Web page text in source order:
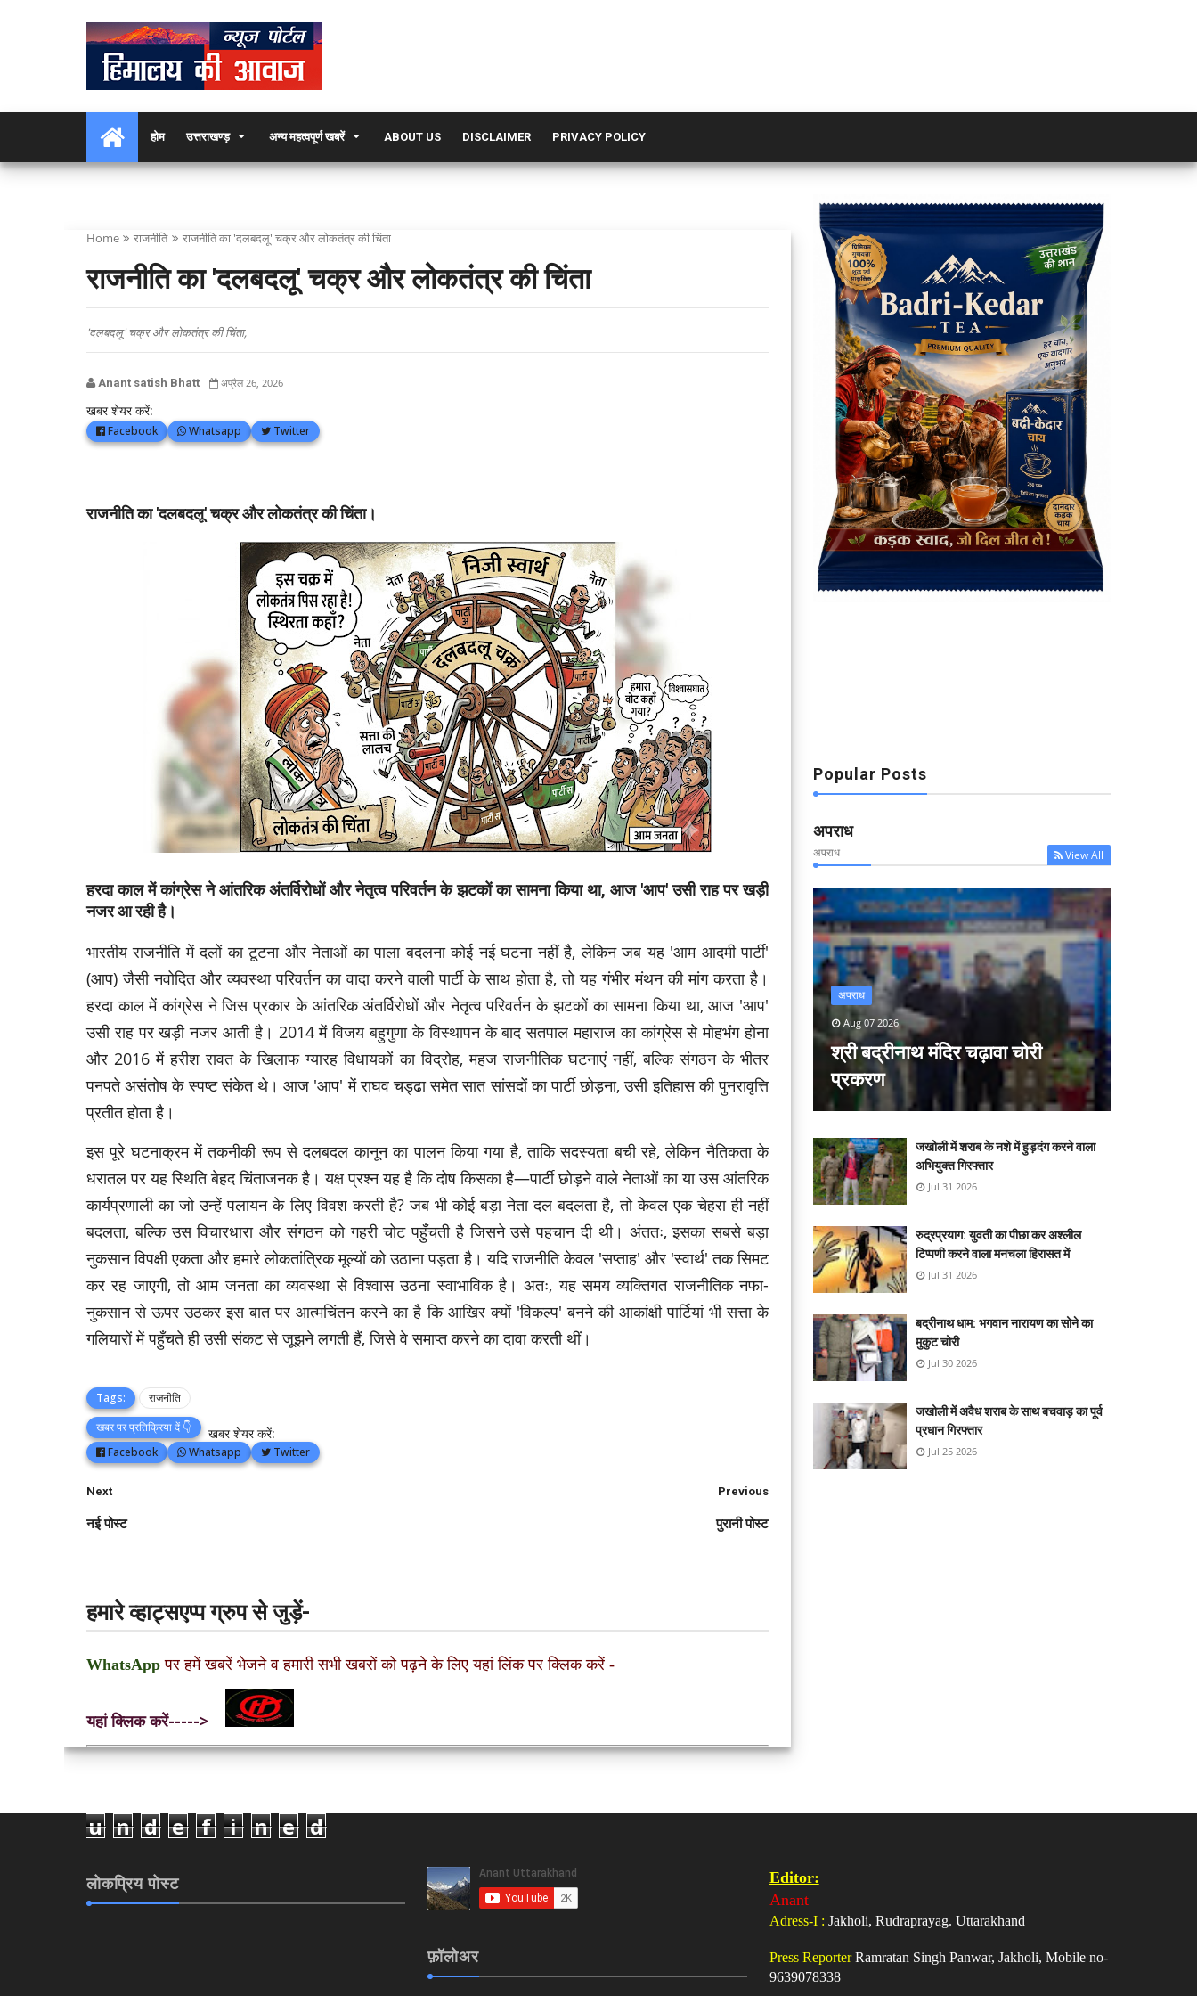
होम उत्तराखण्ड़ अन्य महत्वपूर्ण खबरें ABOUT US DISCLAIMER PRIVACY POLICY
Home राजनीति राजनीति का 'दलबदलू' चक्र और लोकतंत्र की चिंता
राजनीति का 'दलबदलू' चक्र और लोकतंत्र की चिंता
'दलबदलू' चक्र और लोकतंत्र की चिंता,
Anant satish Bhatt अप्रैल 26, 2026
खबर शेयर करें:
Facebook Whatsapp Twitter
राजनीति का 'दलबदलू' चक्र और लोकतंत्र की चिंता।
हरदा काल में कांग्रेस ने आंतरिक अंतर्विरोधों और नेतृत्व परिवर्तन के झटकों का सामना किया था, आज 'आप' उसी राह पर खड़ी
नजर आ रही है।
भारतीय राजनीति में दलों का टूटना और नेताओं का पाला बदलना कोई नई घटना नहीं है, लेकिन जब यह 'आम आदमी पार्टी'
(आप) जैसी नवोदित और व्यवस्था परिवर्तन का वादा करने वाली पार्टी के साथ होता है, तो यह गंभीर मंथन की मांग करता है।
हरदा काल में कांग्रेस ने जिस प्रकार के आंतरिक अंतर्विरोधों और नेतृत्व परिवर्तन के झटकों का सामना किया था, आज 'आप'
उसी राह पर खड़ी नजर आती है। 2014 में विजय बहुगुणा के विस्थापन के बाद सतपाल महाराज का कांग्रेस से मोहभंग होना
और 2016 में हरीश रावत के खिलाफ ग्यारह विधायकों का विद्रोह, महज राजनीतिक घटनाएं नहीं, बल्कि संगठन के भीतर
पनपते असंतोष के स्पष्ट संकेत थे। आज 'आप' में राघव चड्ढा समेत सात सांसदों का पार्टी छोड़ना, उसी इतिहास की पुनरावृत्ति
प्रतीत होता है।
इस पूरे घटनाक्रम में तकनीकी रूप से दलबदल कानून का पालन किया गया है, ताकि सदस्यता बची रहे, लेकिन नैतिकता के
धरातल पर यह स्थिति बेहद चिंताजनक है। यक्ष प्रश्न यह है कि दोष किसका है—पार्टी छोड़ने वाले नेताओं का या उस आंतरिक
कार्यप्रणाली का जो उन्हें पलायन के लिए विवश करती है? जब भी कोई बड़ा नेता दल बदलता है, तो केवल एक चेहरा ही नहीं
बदलता, बल्कि उस विचारधारा और संगठन को गहरी चोट पहुँचती है जिसने उसे पहचान दी थी। अंततः, इसका सबसे बड़ा
नुकसान विपक्षी एकता और हमारे लोकतांत्रिक मूल्यों को उठाना पड़ता है। यदि राजनीति केवल 'सप्ताह' और 'स्वार्थ' तक सिमट
कर रह जाएगी, तो आम जनता का व्यवस्था से विश्वास उठना स्वाभाविक है। अतः, यह समय व्यक्तिगत राजनीतिक नफा-
नुकसान से ऊपर उठकर इस बात पर आत्मचिंतन करने का है कि आखिर क्यों 'विकल्प' बनने की आकांक्षी पार्टियां भी सत्ता के
गलियारों में पहुँचते ही उसी संकट से जूझने लगती हैं, जिसे वे समाप्त करने का दावा करती थीं।
Tags:
राजनीति
खबर पर प्रतिक्रिया दें 👇
खबर शेयर करें:
Facebook Whatsapp Twitter
Next
नई पोस्ट
Previous
पुरानी पोस्ट
हमारे व्हाट्सएप्प ग्रुप से जुड़ें-
WhatsApp पर हमें खबरें भेजने व हमारी सभी खबरों को पढ़ने के लिए यहां लिंक पर क्लिक करें -
यहां क्लिक करें----->
Popular Posts
अपराध
अपराध View All
अपराध
Aug 07 2026
श्री बद्रीनाथ मंदिर चढ़ावा चोरी
प्रकरण
जखोली में शराब के नशे में हुड़दंग करने वाला
अभियुक्त गिरफ्तार
Jul 31 2026
रुद्रप्रयाग: युवती का पीछा कर अश्लील
टिप्पणी करने वाला मनचला हिरासत में
Jul 31 2026
बद्रीनाथ धाम: भगवान नारायण का सोने का
मुकुट चोरी
Jul 30 2026
जखोली में अवैध शराब के साथ बचवाड़ का पूर्व
प्रधान गिरफ्तार
Jul 25 2026
u n d e f i n e d
लोकप्रिय पोस्ट
फ़ॉलोअर
Editor:
Anant
Adress-I : Jakholi, Rudraprayag. Uttarakhand
Press ReporterRamratan Singh Panwar, Jakholi, Mobile no-
9639078338